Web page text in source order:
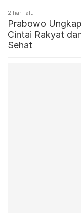
2 hari lalu
Prabowo
Cintai Rakyat
Sehat